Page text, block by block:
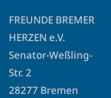
FREUNDE BREMER
HERZEN e.V.
Senator-Weßling-
Str. 2
28277 Bremen